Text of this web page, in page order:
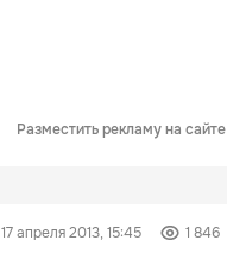
Разместить рекламу на сайте
17 апреля 2013, 15:45 1 846